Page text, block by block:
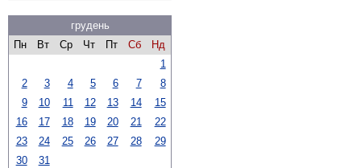
грудень
Пн
Вт Ср Чт Пт Сб
Нд
1
2
3 4 5 6 7
8
9
10 11 12 13 14
15
16
17 18 19 20 21
22
23
24 25 26 27 28
29
30
31